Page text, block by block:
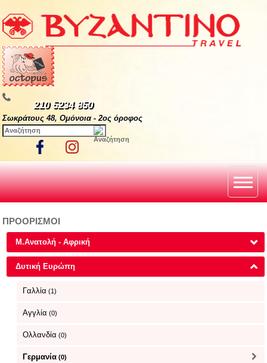
210 5234 850
Σωκράτους 48, Ομόνοια - 2ος όροφος
ΠΡΟΟΡΙΣΜΟΙ
Μ.Ανατολή - Αφρική
Δυτική Ευρώπη
Γαλλία (1)
Αγγλία (0)
Ολλανδία (0)
Γερμανία(0)